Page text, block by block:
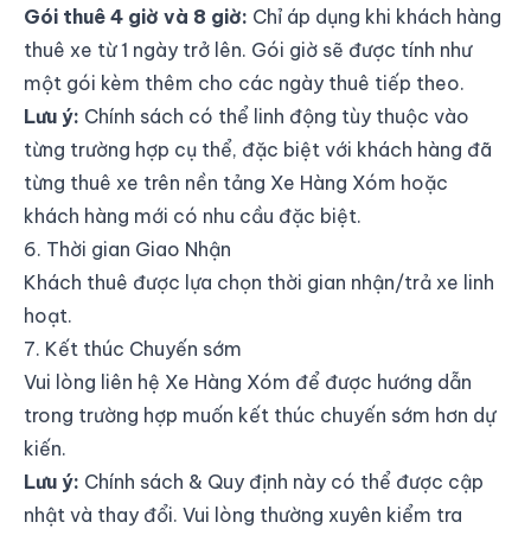
Gói thuê 4 giờ và 8 giờ: Chỉ áp dụng khi khách hàng
thuê xe từ 1 ngày trở lên. Gói giờ sẽ được tính như
một gói kèm thêm cho các ngày thuê tiếp theo.
Lưu ý: Chính sách có thể linh động tùy thuộc vào
từng trường hợp cụ thể, đặc biệt với khách hàng đã
từng thuê xe trên nền tảng Xe Hàng Xóm hoặc
khách hàng mới có nhu cầu đặc biệt.
6. Thời gian Giao Nhận
Khách thuê được lựa chọn thời gian nhận/trả xe linh
hoạt.
7. Kết thúc Chuyến sớm
Vui lòng liên hệ Xe Hàng Xóm để được hướng dẫn
trong trường hợp muốn kết thúc chuyến sớm hơn dự
kiến.
Lưu ý: Chính sách & Quy định này có thể được cập
nhật và thay đổi. Vui lòng thường xuyên kiểm tra